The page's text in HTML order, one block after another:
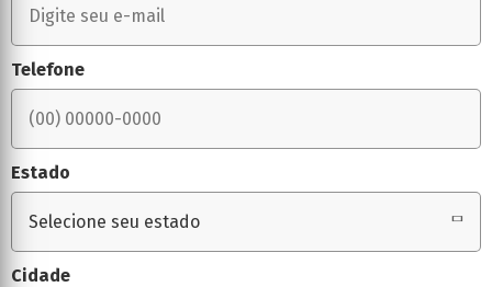
Telefone
Estado
Cidade